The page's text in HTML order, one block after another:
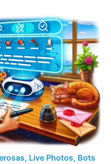
Live Photos, Bots